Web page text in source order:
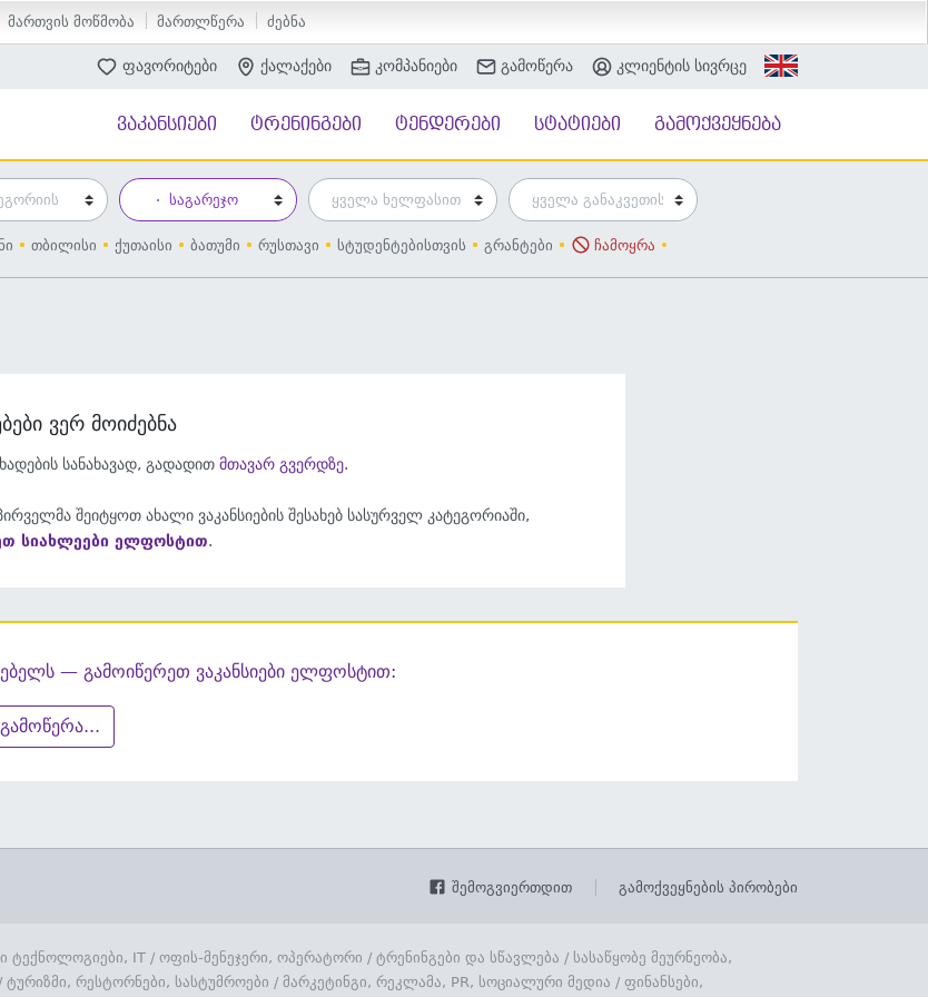
მართვის მოწმობა მართლწერა ძებნა
ფავორიტები ქალაქები კომპანიები გამოწერა კლიენტის სივრცე
ვაკანსიები ტრენინგები ტენდერები სტატიები გამოქვეყნება
თბილისი ქუთაისი ბათუმი რუსთავი სტუდენტებისთვის გრანტები ჩამოყრა
ვერ მოიძებნა
სანახავად, გადადით მთავარ გვერდზე.
შეიტყოთ ახალი ვაკანსიების შესახებ სასურველ კატეგორიაში,
სიახლეები ელფოსტით.
— გამოიწერეთ ვაკანსიები ელფოსტით:
გამოწერა...
შემოგვიერთდით გამოქვეყნების პირობები
ტექნოლოგიები, IT / ოფის-მენეჯერი, ოპერატორი / ტრენინგები და სწავლება / სასაწყობე მეურნეობა,
/ ტურიზმი, რესტორნები, სასტუმროები / მარკეტინგი, რეკლამა, PR, სოციალური მედია / ფინანსები,